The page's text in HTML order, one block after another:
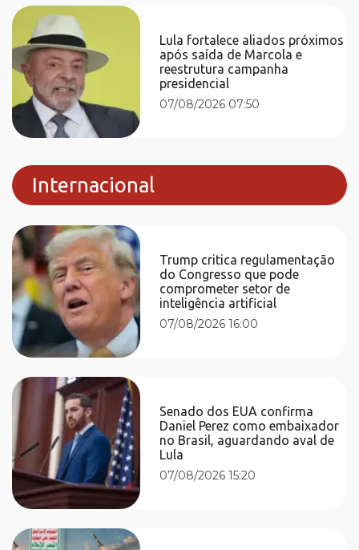
Lula fortalece aliados próximos
após saída de Marcola e
reestrutura campanha
presidencial
07/08/2026 07:50
Internacional
Trump critica regulamentação
do Congresso que pode
comprometer setor de
inteligência artificial
07/08/2026 16:00
Senado dos EUA confirma
Daniel Perez como embaixador
no Brasil, aguardando aval de
Lula
07/08/2026 15:20